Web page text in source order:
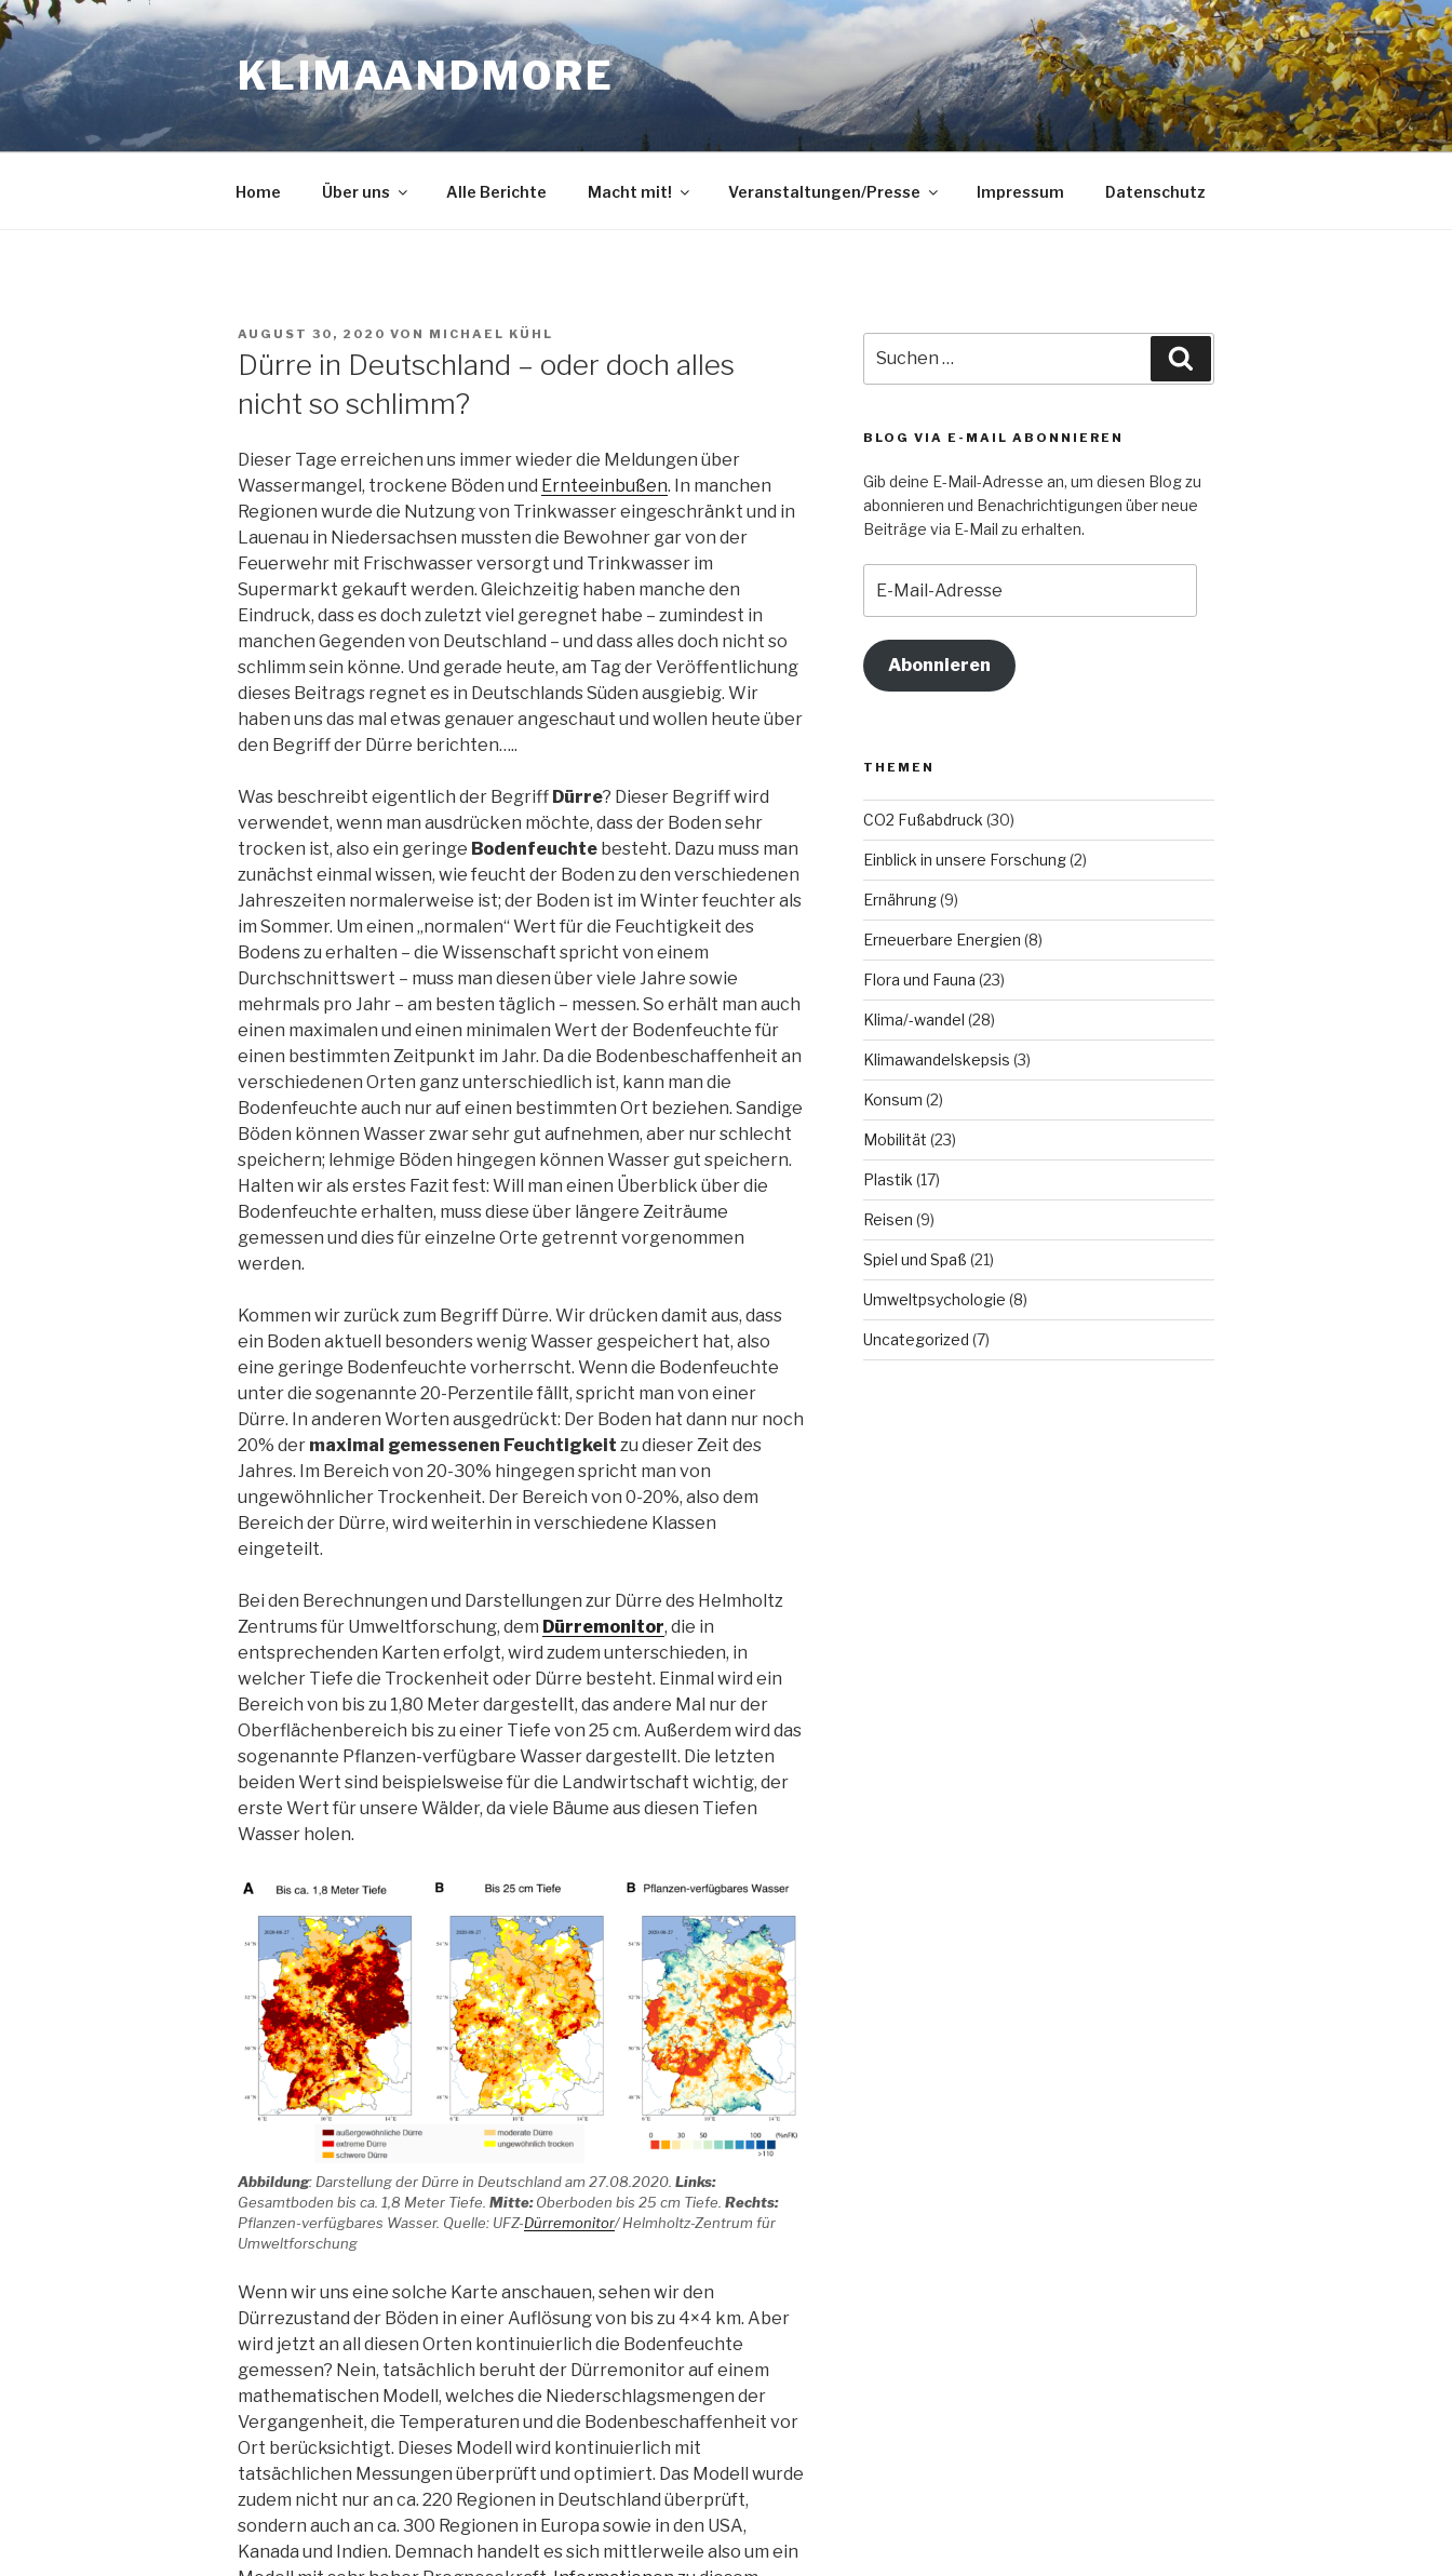
Zum
Inhalt
springen
KLIMAANDMORE
Home Über uns Alle Berichte Macht mit! Veranstaltungen/Presse Impressum Datenschutz
VERÖFFENTLICHT
AUGUST 30, 2020 VON MICHAEL KÜHL
Dürre in Deutschland – oder doch alles
nicht so schlimm?
Dieser Tage erreichen uns immer wieder die Meldungen über
Wassermangel, trockene Böden und Ernteeinbußen. In manchen
Regionen wurde die Nutzung von Trinkwasser eingeschränkt und in
Lauenau in Niedersachsen mussten die Bewohner gar von der
Feuerwehr mit Frischwasser versorgt und Trinkwasser im
Supermarkt gekauft werden. Gleichzeitig haben manche den
Eindruck, dass es doch zuletzt viel geregnet habe – zumindest in
manchen Gegenden von Deutschland – und dass alles doch nicht so
schlimm sein könne. Und gerade heute, am Tag der Veröffentlichung
dieses Beitrags regnet es in Deutschlands Süden ausgiebig. Wir
haben uns das mal etwas genauer angeschaut und wollen heute über
den Begriff der Dürre berichten…..
Was beschreibt eigentlich der Begriff Dürre? Dieser Begriff wird
verwendet, wenn man ausdrücken möchte, dass der Boden sehr
trocken ist, also ein geringe Bodenfeuchte besteht. Dazu muss man
zunächst einmal wissen, wie feucht der Boden zu den verschiedenen
Jahreszeiten normalerweise ist; der Boden ist im Winter feuchter als
im Sommer. Um einen „normalen“ Wert für die Feuchtigkeit des
Bodens zu erhalten – die Wissenschaft spricht von einem
Durchschnittswert – muss man diesen über viele Jahre sowie
mehrmals pro Jahr – am besten täglich – messen. So erhält man auch
einen maximalen und einen minimalen Wert der Bodenfeuchte für
einen bestimmten Zeitpunkt im Jahr. Da die Bodenbeschaffenheit an
verschiedenen Orten ganz unterschiedlich ist, kann man die
Bodenfeuchte auch nur auf einen bestimmten Ort beziehen. Sandige
Böden können Wasser zwar sehr gut aufnehmen, aber nur schlecht
speichern; lehmige Böden hingegen können Wasser gut speichern.
Halten wir als erstes Fazit fest: Will man einen Überblick über die
Bodenfeuchte erhalten, muss diese über längere Zeiträume
gemessen und dies für einzelne Orte getrennt vorgenommen
werden.
Kommen wir zurück zum Begriff Dürre. Wir drücken damit aus, dass
ein Boden aktuell besonders wenig Wasser gespeichert hat, also
eine geringe Bodenfeuchte vorherrscht. Wenn die Bodenfeuchte
unter die sogenannte 20-Perzentile fällt, spricht man von einer
Dürre. In anderen Worten ausgedrückt: Der Boden hat dann nur noch
20% der maximal gemessenen Feuchtigkeit zu dieser Zeit des
Jahres. Im Bereich von 20-30% hingegen spricht man von
ungewöhnlicher Trockenheit. Der Bereich von 0-20%, also dem
Bereich der Dürre, wird weiterhin in verschiedene Klassen
eingeteilt.
Bei den Berechnungen und Darstellungen zur Dürre des Helmholtz
Zentrums für Umweltforschung, dem Dürremonitor, die in
entsprechenden Karten erfolgt, wird zudem unterschieden, in
welcher Tiefe die Trockenheit oder Dürre besteht. Einmal wird ein
Bereich von bis zu 1,80 Meter dargestellt, das andere Mal nur der
Oberflächenbereich bis zu einer Tiefe von 25 cm. Außerdem wird das
sogenannte Pflanzen-verfügbare Wasser dargestellt. Die letzten
beiden Wert sind beispielsweise für die Landwirtschaft wichtig, der
erste Wert für unsere Wälder, da viele Bäume aus diesen Tiefen
Wasser holen.
Abbildung: Darstellung der Dürre in Deutschland am 27.08.2020. Links:
Gesamtboden bis ca. 1,8 Meter Tiefe. Mitte:Oberboden bis 25 cm Tiefe. Rechts:
Pflanzen-verfügbares Wasser. Quelle: UFZ-Dürremonitor/ Helmholtz-Zentrum für
Umweltforschung
Wenn wir uns eine solche Karte anschauen, sehen wir den
Dürrezustand der Böden in einer Auflösung von bis zu 4×4 km. Aber
wird jetzt an all diesen Orten kontinuierlich die Bodenfeuchte
gemessen? Nein, tatsächlich beruht der Dürremonitor auf einem
mathematischen Modell, welches die Niederschlagsmengen der
Vergangenheit, die Temperaturen und die Bodenbeschaffenheit vor
Ort berücksichtigt. Dieses Modell wird kontinuierlich mit
tatsächlichen Messungen überprüft und optimiert. Das Modell wurde
zudem nicht nur an ca. 220 Regionen in Deutschland überprüft,
sondern auch an ca. 300 Regionen in Europa sowie in den USA,
Kanada und Indien. Demnach handelt es sich mittlerweile also um ein
nach:
BLOG VIA E-MAIL ABONNIEREN
Gib deine E-Mail-Adresse an, um diesen Blog zu
abonnieren und Benachrichtigungen über neue
Beiträge via E-Mail zu erhalten.
Mail-
Adresse
Abonnieren
THEMEN
CO2 Fußabdruck (30)
Einblick in unsere Forschung(2)
Ernährung(9)
Erneuerbare Energien (8)
Flora und Fauna (23)
Klima/-wandel (28)
Klimawandelskepsis (3)
Konsum (2)
Mobilität (23)
Plastik (17)
Reisen (9)
Spiel und Spaß (21)
Umweltpsychologie (8)
Uncategorized (7)